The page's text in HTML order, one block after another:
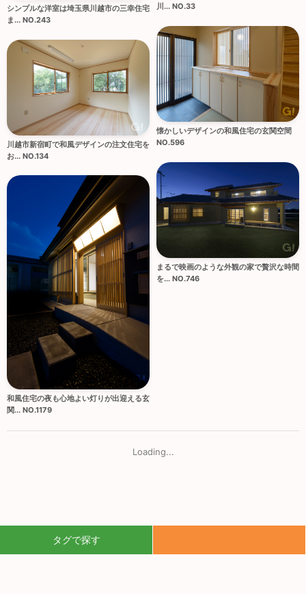
川... NO.33
シンプルな洋室は埼玉県川越市の三幸住宅
ま... NO.243
懐かしいデザインの和風住宅の玄関空間
NO.596
川越市新宿町で和風デザインの注文住宅を
お... NO.134
まるで映画のような外観の家で贅沢な時間
を... NO.746
和風住宅の夜も心地よい灯りが出迎える玄
関... NO.1179
Loading...
タグで探す